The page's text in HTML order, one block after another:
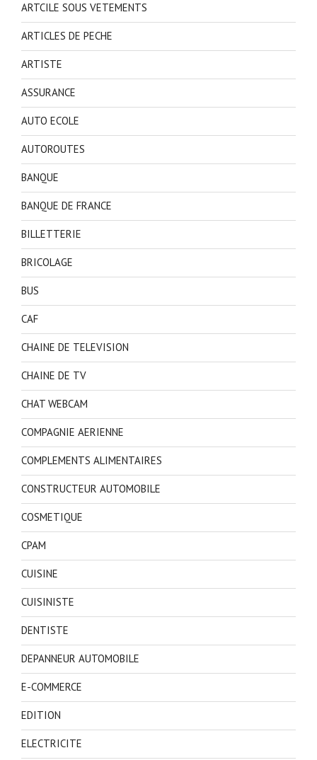
ARTCILE SOUS VETEMENTS
ARTICLES DE PECHE
ARTISTE
ASSURANCE
AUTO ECOLE
AUTOROUTES
BANQUE
BANQUE DE FRANCE
BILLETTERIE
BRICOLAGE
BUS
CAF
CHAINE DE TELEVISION
CHAINE DE TV
CHAT WEBCAM
COMPAGNIE AERIENNE
COMPLEMENTS ALIMENTAIRES
CONSTRUCTEUR AUTOMOBILE
COSMETIQUE
CPAM
CUISINE
CUISINISTE
DENTISTE
DEPANNEUR AUTOMOBILE
E-COMMERCE
EDITION
ELECTRICITE